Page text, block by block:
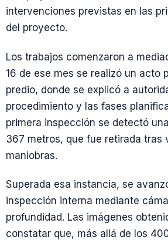
intervenciones previstas en las
del proyecto.
Los trabajos comenzaron a
16 de ese mes se realizó un acto
predio, donde se explicó a
procedimiento y las fases
primera inspección se detectó
367 metros, que fue retirada tras
maniobras.
Superada esa instancia, se
inspección interna mediante
profundidad. Las imágenes
constatar que, más allá de los